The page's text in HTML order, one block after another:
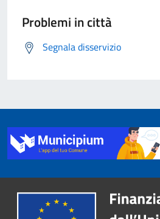
Problemi in città
Segnala disservizio